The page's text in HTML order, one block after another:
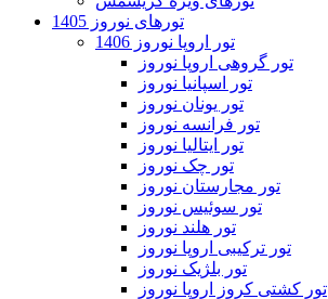
تورهای نوروز 1405
تور اروپا نوروز 1406
تور گروهی اروپا نوروز
تور اسپانیا نوروز
تور یونان نوروز
تور فرانسه نوروز
تور ایتالیا نوروز
تور چک نوروز
تور مجارستان نوروز
تور سوئیس نوروز
تور هلند نوروز
تور ترکیبی اروپا نوروز
تور بلژیک نوروز
تور کشتی کروز اروپا نوروز